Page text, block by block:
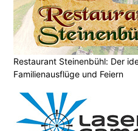
Restaurant Steinenbühl: Der
Familienausflüge und Feiern